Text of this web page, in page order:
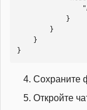
}
Сохраните
Откройте